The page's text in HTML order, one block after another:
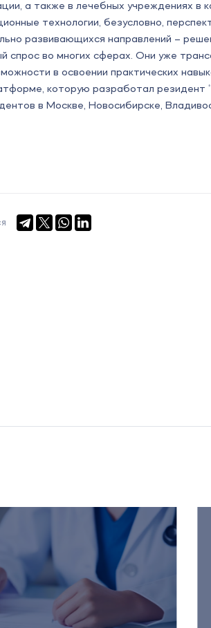
а также в лечебных учреждениях в
технологии, безусловно,
развивающихся направлений –
спрос во многих сферах. Они уже
в освоении практических
которую разработал резидент
в Москве, Новосибирске,